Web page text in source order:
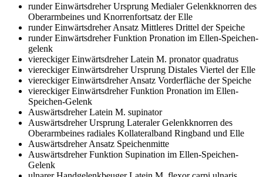
runder Einwärtsdreher Ursprung Medialer Gelenkknorren des
Oberarmbeines und Knorrenfortsatz der Elle
runder Einwärtsdreher Ansatz Mittleres Drittel der Speiche
runder Einwärtsdreher Funktion Pronation im Ellen-Speichen-
gelenk
viereckiger Einwärtsdreher Latein M. pronator quadratus
viereckiger Einwärtsdreher Ursprung Distales Viertel der Elle
viereckiger Einwärtsdreher Ansatz Vorderfläche der Speiche
viereckiger Einwärtsdreher Funktion Pronation im Ellen-
Speichen-Gelenk
Auswärtsdreher Latein M. supinator
Auswärtsdreher Ursprung Lateraler Gelenkknorren des
Oberarmbeines radiales Kollateralband Ringband und Elle
Auswärtsdreher Ansatz Speichenmitte
Auswärtsdreher Funktion Supination im Ellen-Speichen-
Gelenk